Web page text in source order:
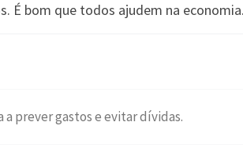
É bom que todos ajudem na economia.
prever gastos e evitar dívidas.